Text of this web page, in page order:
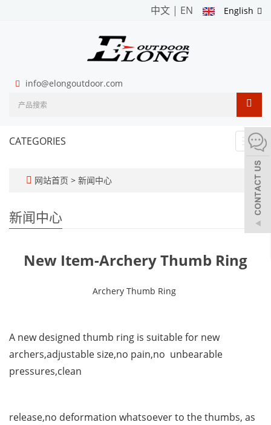
English
中文 | EN
info@elongoutdoor.com
CATEGORIES
网站首页 > 新闻中心
新闻中心
New Item-Archery Thumb Ring
Archery Thumb Ring
A new designed thumb ring is suitable for new
archers,adjustable size,no pain,no unbearable
pressures,clean
release,no deformation whatsoever to the thumbs, as